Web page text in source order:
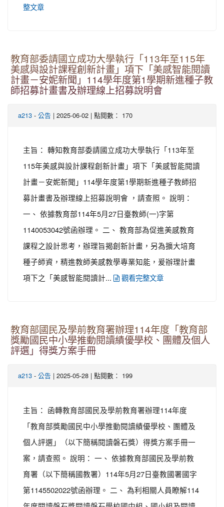
整文章
教育部委請國立成功大學執行「113年至115年
美感與設計課程創新計畫」項下「美感智能閱讀
計畫－安妮新聞」114學年度第1學期新進種子教
師招募計畫書及辦理線上招募說明會
a213 - 公告 | 2025-06-02 | 點閱數： 170
主旨： 轉知教育部委請國立成功大學執行「113年至
115年美感與設計課程創新計畫」項下「美感智能閱讀
計畫－安妮新聞」114學年度第1學期新進種子教師招
募計畫書及辦理線上招募說明會 ，請查照。 說明：
一、 依據教育部114年5月27日臺教師(一)字第
1140053042號函辦理。 二、 教育部為促進美感教育
課程之設計思考，辦理旨揭創新計畫，另為擴大培育
種子師資，精進教師美感教學專業知能，爰辦理計畫
項下之「美感智能閱讀計...
觀看完整文章
教育部國民及學前教育署辦理114年度「教育部
獎勵國民中小學推動閱讀績優學校、團體及個人
評選」得獎方案手冊
a213 - 公告 | 2025-05-28 | 點閱數： 199
主旨： 函轉教育部國民及學前教育署辦理114年度
「教育部獎勵國民中小學推動閱讀績優學校、團體及
個人評選」（以下簡稱閱讀磐石獎）得獎方案手冊一
案，請查照。 說明： 一、 依據教育部國民及學前教
育署（以下簡稱國教署）114年5月27日臺教國署國字
第1145502022號函辦理。 二、 為利相關人員瞭解114